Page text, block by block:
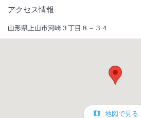
アクセス情報
山形県上山市河崎３丁目８－３４
地図で見る